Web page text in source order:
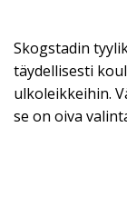
Skogstadin
täydellisesti
ulkoleikkeihin.
se on oiva